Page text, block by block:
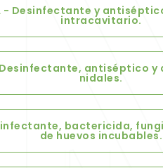
- Desinfectante y
intracavitario.
Desinfectante, antiséptico
nidales.
bactericida,
de huevos incubables.